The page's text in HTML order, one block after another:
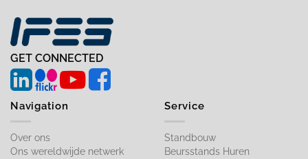
GET CONNECTED
Navigation
Over ons
Ons wereldwijde netwerk
Service
Standbouw
Beursstands Huren